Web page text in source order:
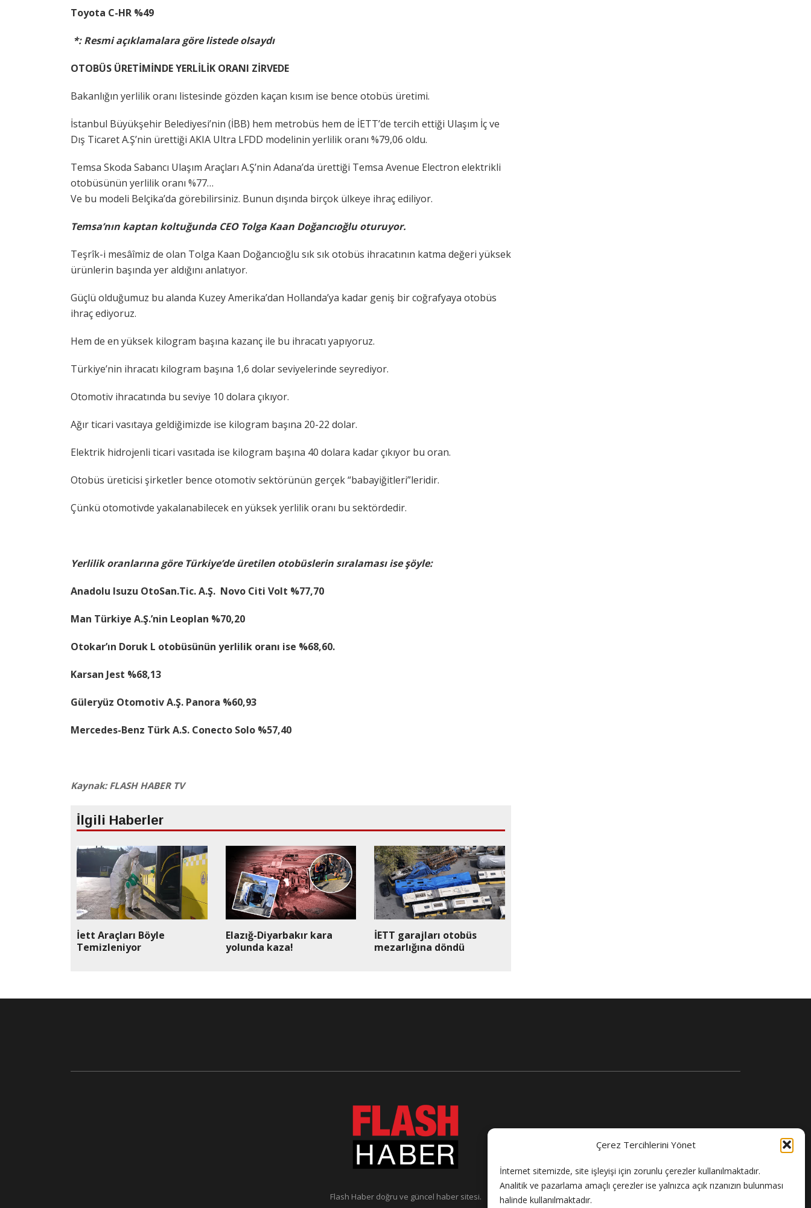
Çerez Tercihlerini Yönet
İnternet sitemizde, site işleyişi için zorunlu çerezler kullanılmaktadır.
Analitik ve pazarlama amaçlı çerezler ise yalnızca açık rızanızın bulunması
halinde kullanılmaktadır.
Toyota C-HR %49
*: Resmi açıklamalara göre listede olsaydı
OTOBÜS ÜRETİMİNDE YERLİLİK ORANI ZİRVEDE
Bakanlığın yerlilik oranı listesinde gözden kaçan kısım ise bence otobüs üretimi.
İstanbul Büyükşehir Belediyesi’nin (İBB) hem metrobüs hem de İETT’de tercih ettiği Ulaşım İç ve
Dış Ticaret A.Ş’nin ürettiği AKIA Ultra LFDD modelinin yerlilik oranı %79,06 oldu.
Temsa Skoda Sabancı Ulaşım Araçları A.Ş’nin Adana’da ürettiği Temsa Avenue Electron elektrikli
otobüsünün yerlilik oranı %77…
Ve bu modeli Belçika’da görebilirsiniz. Bunun dışında birçok ülkeye ihraç ediliyor.
Temsa’nın kaptan koltuğunda CEO Tolga Kaan Doğancıoğlu oturuyor.
Teşrîk-i mesâîmiz de olan Tolga Kaan Doğancıoğlu sık sık otobüs ihracatının katma değeri yüksek
ürünlerin başında yer aldığını anlatıyor.
Güçlü olduğumuz bu alanda Kuzey Amerika’dan Hollanda’ya kadar geniş bir coğrafyaya otobüs
ihraç ediyoruz.
Hem de en yüksek kilogram başına kazanç ile bu ihracatı yapıyoruz.
Türkiye’nin ihracatı kilogram başına 1,6 dolar seviyelerinde seyrediyor.
Otomotiv ihracatında bu seviye 10 dolara çıkıyor.
Ağır ticari vasıtaya geldiğimizde ise kilogram başına 20-22 dolar.
Elektrik hidrojenli ticari vasıtada ise kilogram başına 40 dolara kadar çıkıyor bu oran.
Otobüs üreticisi şirketler bence otomotiv sektörünün gerçek “babayiğitleri”leridir.
Çünkü otomotivde yakalanabilecek en yüksek yerlilik oranı bu sektördedir.
Yerlilik oranlarına göre Türkiye’de üretilen otobüslerin sıralaması ise şöyle:
Anadolu Isuzu OtoSan.Tic. A.Ş. Novo Citi Volt %77,70
Man Türkiye A.Ş.’nin Leoplan %70,20
Otokar’ın Doruk L otobüsünün yerlilik oranı ise %68,60.
Karsan Jest %68,13
Güleryüz Otomotiv A.Ş. Panora %60,93
Mercedes-Benz Türk A.S. Conecto Solo %57,40
Kaynak: FLASH HABER TV
İlgili Haberler
İett Araçları Böyle
Temizleniyor
Elazığ-Diyarbakır kara
yolunda kaza!
İETT garajları otobüs
mezarlığına döndü
Flash Haber doğru ve güncel haber sitesi.